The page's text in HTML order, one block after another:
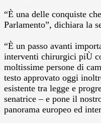
“È una delle conquiste
Parlamento”, dichiara la
“È un passo avanti
interventi chirurgici piÙ
moltissime persone di
testo approvato oggi
esistente tra legge e
senatrice – e pone il
panorama europeo ed